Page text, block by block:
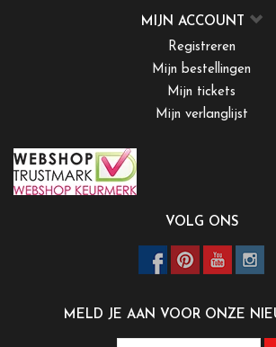
MIJN ACCOUNT
Registreren
Mijn bestellingen
Mijn tickets
Mijn verlanglijst
VOLG ONS
MELD JE AAN VOOR ONZE